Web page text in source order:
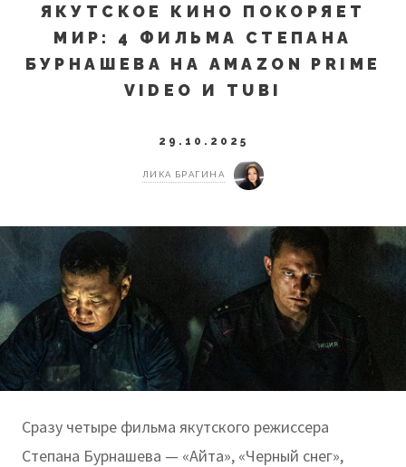
ЯКУТСКОЕ КИНО ПОКОРЯЕТ
МИР: 4 ФИЛЬМА СТЕПАНА
БУРНАШЕВА НА AMAZON PRIME
VIDEO И TUBI
29.10.2025
ЛИКА БРАГИНА
Сразу четыре фильма якутского режиссера
Степана Бурнашева — «Айта», «Черный снег»,